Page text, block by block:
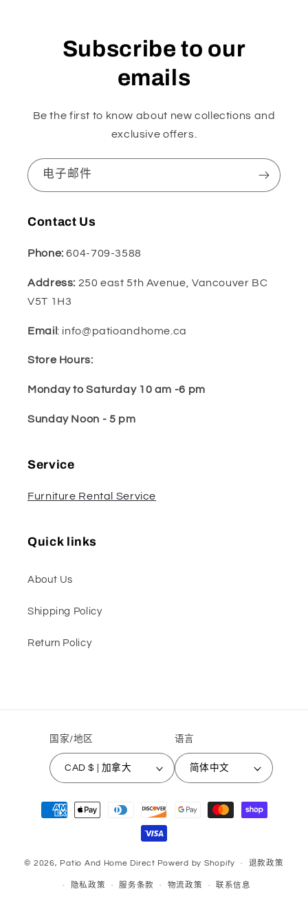
Subscribe to our
emails
Be the first to know about new collections and
exclusive offers.
电子邮件
Contact Us
Phone:604-709-3588
Address: 250 east 5th Avenue, Vancouver BC
V5T 1H3
Email: info@patioandhome.ca
Store Hours:
Monday to Saturday 10 am -6 pm
Sunday Noon - 5 pm
Service
Furniture Rental Service
Quick links
About Us
Shipping Policy
Return Policy
国家/地区
CAD $ | 加拿大
语言
简体中文
式
© 2026, Patio And Home Direct Powerd by Shopify 退款政策
隐私政策 服务条款 物流政策 联系信息